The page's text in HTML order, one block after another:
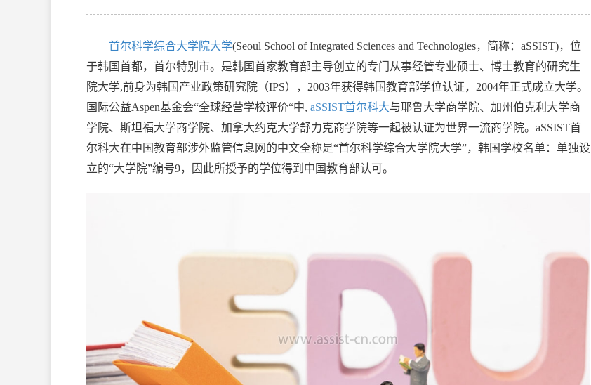
首尔科学综合大学院大学(Seoul School of Integrated Sciences and Technologies，简称：aSSIST)，位
于韩国首都，首尔特别市。是韩国首家教育部主导创立的专门从事经管专业硕士、博士教育的研究生
院大学,前身为韩国产业政策研究院（IPS），2003年获得韩国教育部学位认证，2004年正式成立大学。
国际公益Aspen基金会“全球经营学校评价“中, aSSIST首尔科大与耶鲁大学商学院、加州伯克利大学商
学院、斯坦福大学商学院、加拿大约克大学舒力克商学院等一起被认证为世界一流商学院。aSSIST首
尔科大在中国教育部涉外监管信息网的中文全称是“首尔科学综合大学院大学”，韩国学校名单：单独设
立的“大学院”编号9，因此所授予的学位得到中国教育部认可。